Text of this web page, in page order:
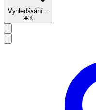
Vyhledávání...
⌘K